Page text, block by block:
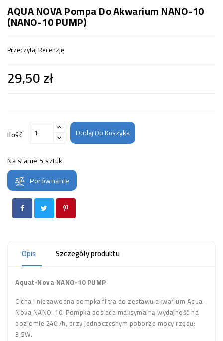
AQUA NOVA Pompa Do Akwarium NANO-10
(NANO-10 PUMP)
Przeczytaj Recenzję
29,50 zł
Ilość Dodaj Do Koszyka
Na stanie 5 sztuk
Porównanie
Opis Szczegóły produktu
Aquat-Nova NANO-10 PUMP
Cicha i niezawodna pompka filtra do zestawu akwarium Aqua-
Nova NANO-10. Pompka posiada maksymalną wydajność na
poziomie 240l/h, przy jednoczesnym poborze mocy rzędu:
3,5W.